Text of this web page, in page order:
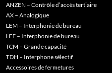
ANZEN – Contrôle d’accès tertiaire
AX – Analogique
LEM – Interphonie de bureau
LEF – Interphonie de bureau
TCM – Grande capacité
TDH – Interphone sélectif
Accessoires de fermetures